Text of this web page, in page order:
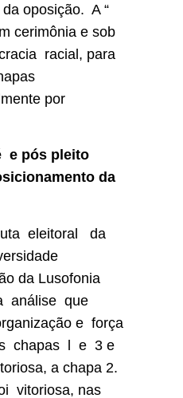
oposição. A “
cerimônia e sob
racial, para
por
e pós pleito
da
eleitoral da
da Lusofonia
análise que
e força
chapas l e 3 e
a chapa 2.
vitoriosa, nas